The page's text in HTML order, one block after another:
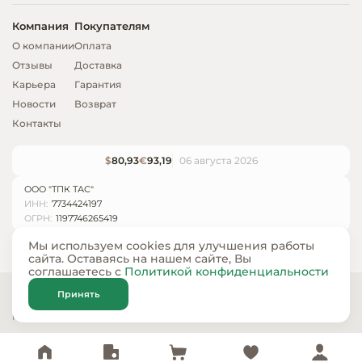
Компания
О компании
Отзывы
Карьера
Новости
Контакты
Покупателям
Оплата
Доставка
Гарантия
Возврат
$80,93€93,19 06 августа 2026
ООО "ТПК ТАС"
ИНН: 7734424197
ОГРН: 1197746265419
© ООО «ТПК ТАС» 2024 — 2026
Карта сайта
Политика конфиденциальности
Мы используем cookies для улучшения работы
сайта. Оставаясь на нашем сайте, Вы
соглашаетесь с Политикой конфиденциальности
Принять